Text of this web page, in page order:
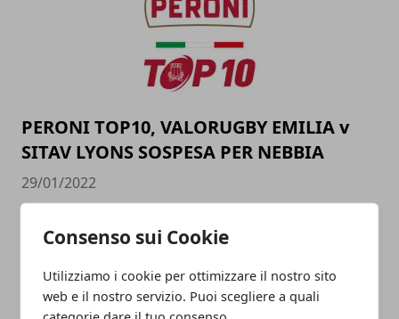
Consenso sui Cookie
Utilizziamo i cookie per ottimizzare il nostro sito
web e il nostro servizio. Puoi scegliere a quali
PERONI TOP10, VALORUGBY EMILIA v
SITAV LYONS SOSPESA PER NEBBIA
29/01/2022